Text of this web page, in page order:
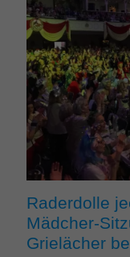
Raderdolle
Mädcher-
Grielächer